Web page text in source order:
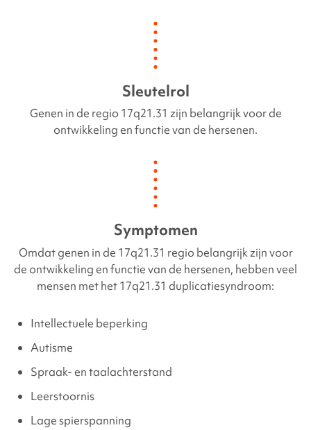
Sleutelrol
Genen in de regio 17q21.31 zijn belangrijk voor de
ontwikkeling en functie van de hersenen.
Symptomen
Omdat genen in de 17q21.31 regio belangrijk zijn voor
de ontwikkeling en functie van de hersenen, hebben veel
mensen met het 17q21.31 duplicatiesyndroom:
Intellectuele beperking
Autisme
Spraak- en taalachterstand
Leerstoornis
Lage spierspanning